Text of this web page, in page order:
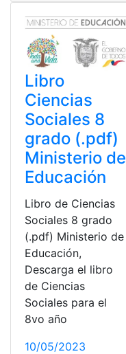
Libro
Ciencias
Sociales 8
grado (.pdf)
Ministerio de
Educación
Libro de Ciencias
Sociales 8 grado
(.pdf) Ministerio de
Educación,
Descarga el libro
de Ciencias
Sociales para el
8vo año
10/05/2023